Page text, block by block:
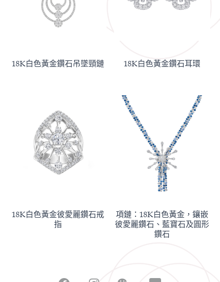
18K白色黃金鑽石吊墜頸鏈 18K白色黃金鑽石耳環
18K白色黃金彼愛麗鑽石戒
指
項鏈：18K白色黃金，鑲嵌
彼愛麗鑽石、藍寶石及圓形
鑽石